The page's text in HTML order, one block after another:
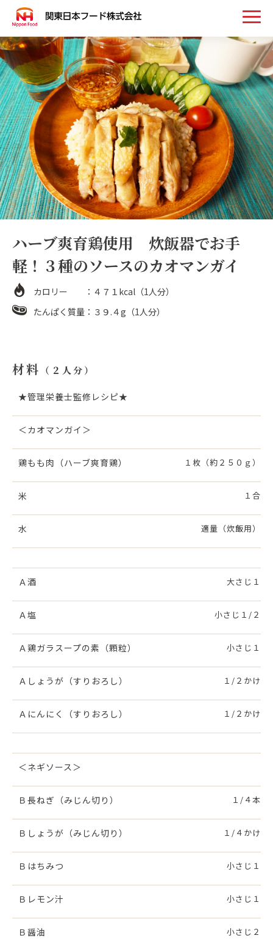
トップ
お知らせ
事業案内
取扱い商品
会社案内
採用情報 お問い合わせ
ハーブ爽育鶏使用 炊飯器でお手
軽！３種のソースのカオマンガイ
カロリー ：４７１kcal（1人分）
たんぱく質量：３９.４g（1人分）
材料 （２人分）
★管理栄養士監修レシピ★
＜カオマンガイ＞
鶏もも肉（ハーブ爽育鶏） １枚（約２５０ｇ）
米 １合
水 適量（炊飯用）
Ａ酒 大さじ１
Ａ塩 小さじ１/２
Ａ鶏ガラスープの素（顆粒） 小さじ１
Ａしょうが（すりおろし） １/２かけ
Ａにんにく（すりおろし） １/２かけ
＜ネギソース＞
Ｂ長ねぎ（みじん切り） １/４本
Ｂしょうが（みじん切り） １/４かけ
Ｂはちみつ 小さじ１
Ｂレモン汁 小さじ１
Ｂ醤油 小さじ２